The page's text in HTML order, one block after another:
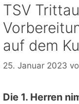
TSV
auf dem
25. Januar 2023
Die 1. Herren